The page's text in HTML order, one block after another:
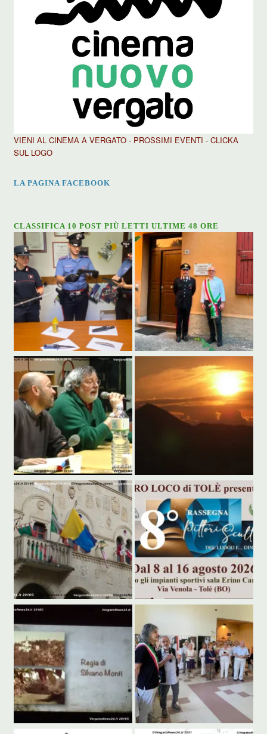
VIENI AL CINEMA A VERGATO - PROSSIMI EVENTI - CLICKA
SUL LOGO
LA PAGINA FACEBOOK
CLASSIFICA 10 POST PIÙ LETTI ULTIME 48 ORE